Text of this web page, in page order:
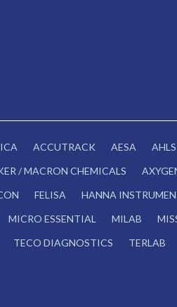
ACCUTRACK AESA
/ MACRON CHEMICALS
FELISA HANNA
MICRO ESSENTIAL MILAB
TECO DIAGNOSTICS TERLAB